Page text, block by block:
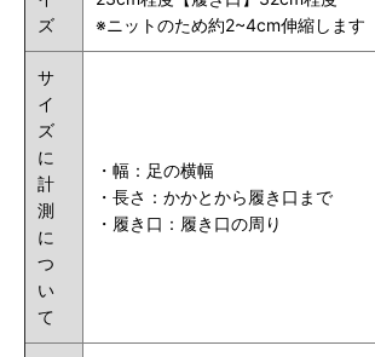
ズ
※ニットのため約2~4cm伸縮します
サ
イ
ズ
に
計
測
に
つ
い
て
・幅：足の横幅
・長さ：かかとから履き口まで
・履き口：履き口の周り